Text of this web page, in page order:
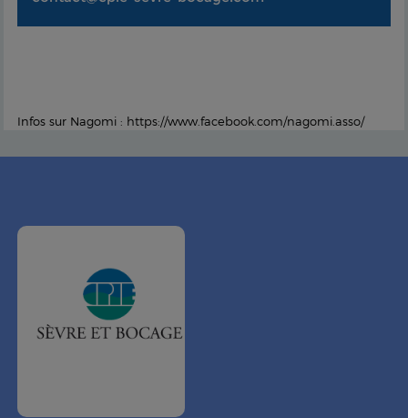
Infos sur Nagomi : https://www.facebook.com/nagomi.asso/